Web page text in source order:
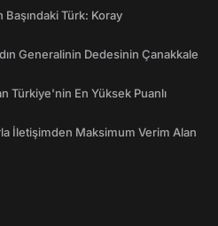
Türk: Koray
Generalinin Dedesinin Çanakkale
Türkiye'nin En Yüksek Puanlı
İletişimden Maksimum Verim Alan